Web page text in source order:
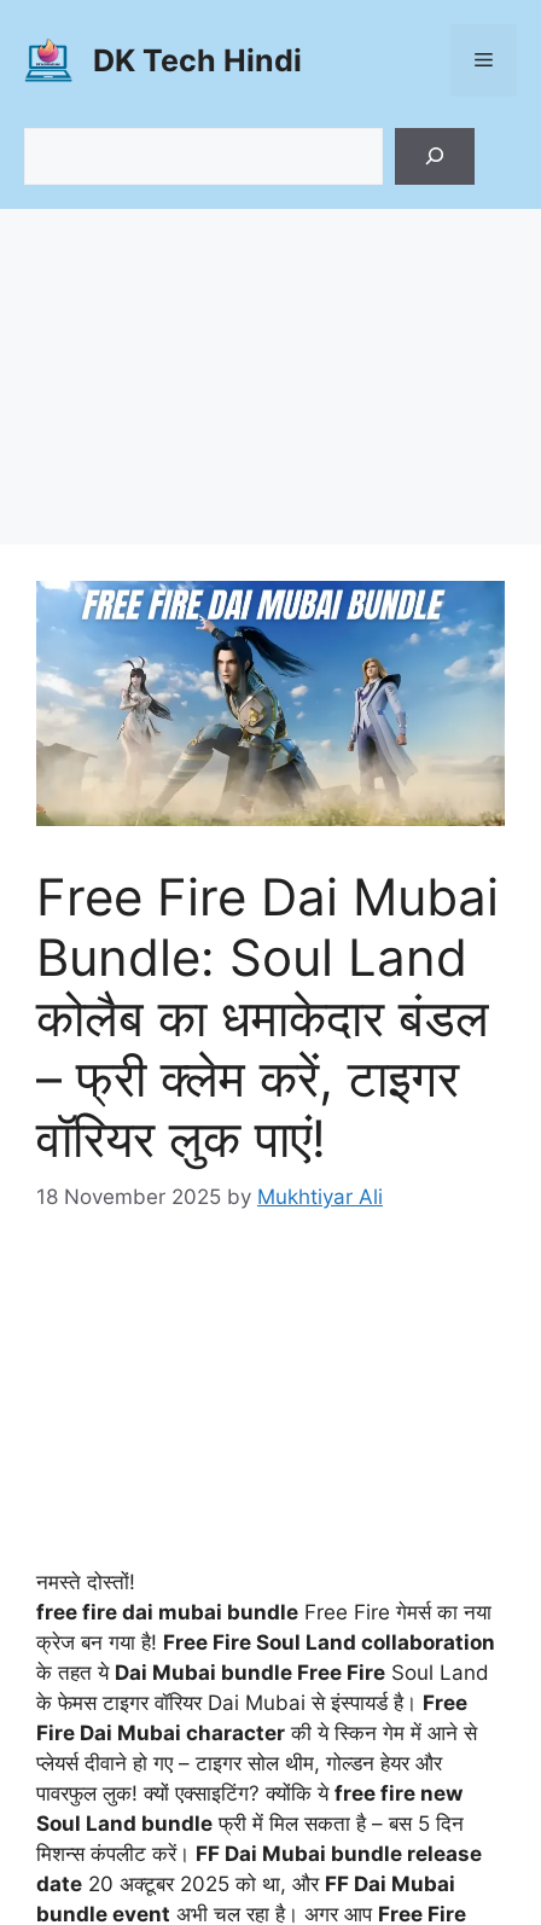
content
DK Tech Hindi Menu
Free Fire Dai Mubai
Bundle: Soul Land
कोलैब का धमाकेदार बंडल
– फ्री क्लेम करें, टाइगर
वॉरियर लुक पाएं!
18 November 2025 by Mukhtiyar Ali
नमस्ते दोस्तों!
free fire dai mubai bundle Free Fire गेमर्स का नया
क्रेज बन गया है! Free Fire Soul Land collaboration
के तहत ये Dai Mubai bundle Free Fire Soul Land
के फेमस टाइगर वॉरियर Dai Mubai से इंस्पायर्ड है। Free
Fire Dai Mubai character की ये स्किन गेम में आने से
प्लेयर्स दीवाने हो गए – टाइगर सोल थीम, गोल्डन हेयर और
पावरफुल लुक! क्यों एक्साइटिंग? क्योंकि ये free fire new
Soul Land bundle फ्री में मिल सकता है – बस 5 दिन
मिशन्स कंपलीट करें। FF Dai Mubai bundle release
date 20 अक्टूबर 2025 को था, और FF Dai Mubai
bundle event अभी चल रहा है। अगर आप Free Fire